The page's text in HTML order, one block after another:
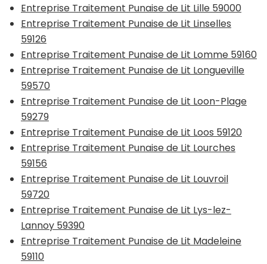
Entreprise Traitement Punaise de Lit Lille 59000
Entreprise Traitement Punaise de Lit Linselles
59126
Entreprise Traitement Punaise de Lit Lomme 59160
Entreprise Traitement Punaise de Lit Longueville
59570
Entreprise Traitement Punaise de Lit Loon-Plage
59279
Entreprise Traitement Punaise de Lit Loos 59120
Entreprise Traitement Punaise de Lit Lourches
59156
Entreprise Traitement Punaise de Lit Louvroil
59720
Entreprise Traitement Punaise de Lit Lys-lez-
Lannoy 59390
Entreprise Traitement Punaise de Lit Madeleine
59110